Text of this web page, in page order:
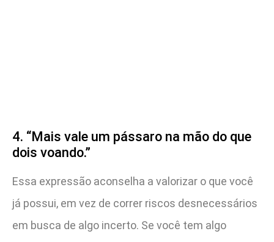
4. “Mais vale um pássaro na mão do que
dois voando.”
Essa expressão aconselha a valorizar o que você
já possui, em vez de correr riscos desnecessários
em busca de algo incerto. Se você tem algo